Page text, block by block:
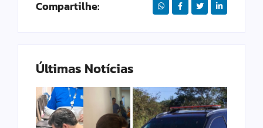
Compartilhe:
Últimas Notícias